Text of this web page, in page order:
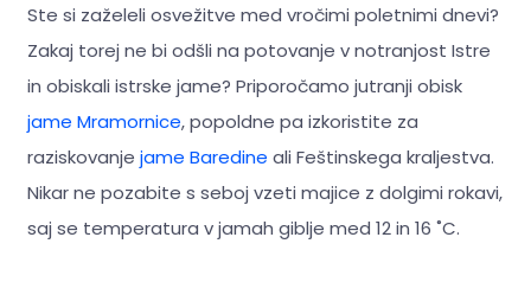
Ste si zaželeli osvežitve med vročimi poletnimi dnevi?
Zakaj torej ne bi odšli na potovanje v notranjost Istre
in obiskali istrske jame? Priporočamo jutranji obisk
jame Mramornice, popoldne pa izkoristite za
raziskovanje jame Baredine ali Feštinskega kraljestva.
Nikar ne pozabite s seboj vzeti majice z dolgimi rokavi,
saj se temperatura v jamah giblje med 12 in 16 ˚C.